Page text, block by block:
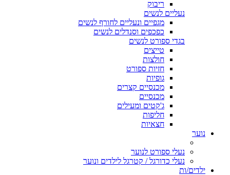
ריבוק
נעליים לנשים
מגפיים ונעליים לחורף לנשים
כפכפים וסנדלים לנשים
בגדי ספורט לנשים
טייצים
חולצות
חזיות ספורט
גופיות
מכנסיים קצרים
מכנסיים
ג'קטים ומעילים
חליפות
חצאיות
נוער
נעלי ספורט לנוער
נעלי כדורגל / קטרגל לילדים ונוער
ילדים/ות